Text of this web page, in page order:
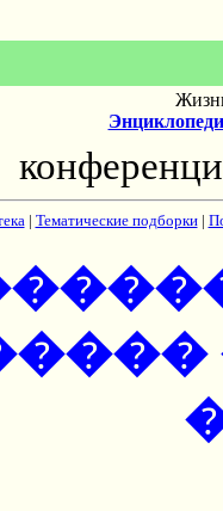
| Тематические подборки|